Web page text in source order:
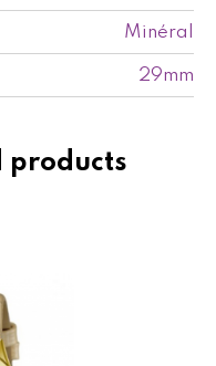
Minéral
29mm
products